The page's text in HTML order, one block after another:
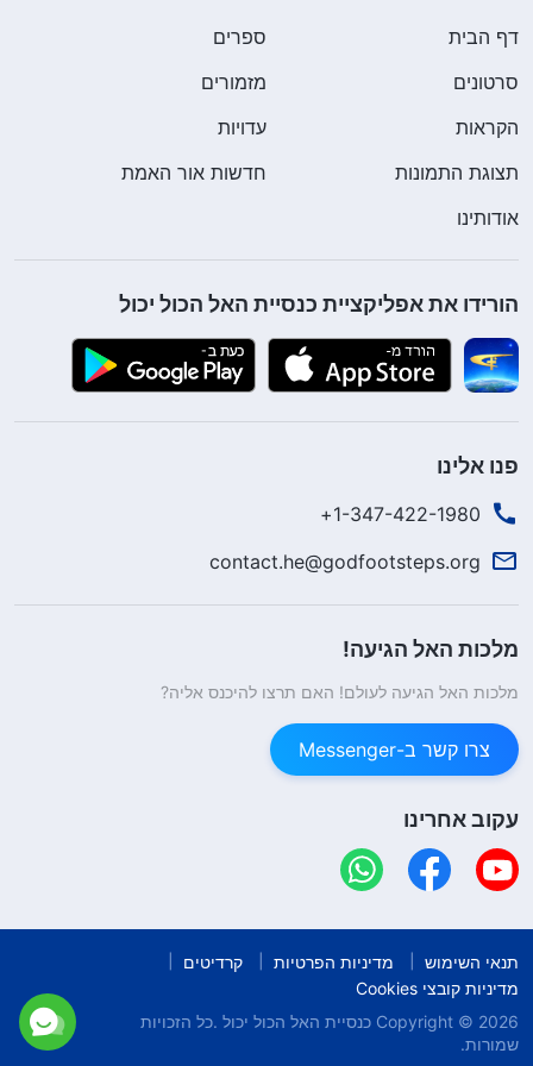
דף הבית
ספרים
סרטונים
מזמורים
הקראות
עדויות
תצוגת התמונות
חדשות אור האמת
אודותינו
הורידו את אפליקציית כנסיית האל הכול יכול
פנו אלינו
1-347-422-1980+
contact.he@godfootsteps.org
מלכות האל הגיעה!
מלכות האל הגיעה לעולם! האם תרצו להיכנס אליה?
צרו קשר ב-Messenger
עקוב אחרינו
תנאי השימוש מדיניות הפרטיות
קרדיטים
מדיניות קובצי Cookies
Copyright © 2026 כנסיית האל הכול יכול .כל הזכויות
שמורות.